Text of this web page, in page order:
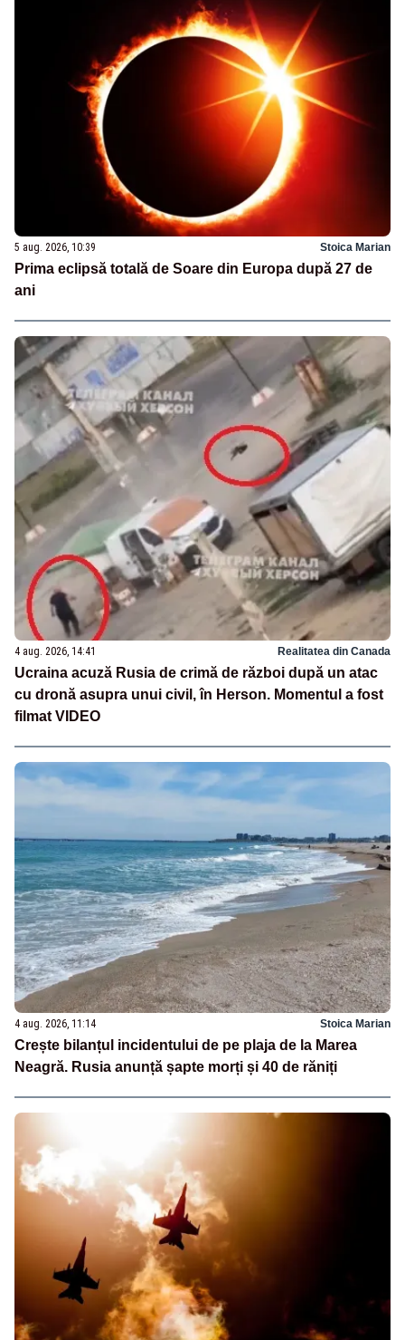
5 aug. 2026, 10:39 Stoica Marian
Prima eclipsă totală de Soare din Europa după 27 de
ani
4 aug. 2026, 14:41 Realitatea din Canada
Ucraina acuză Rusia de crimă de război după un atac
cu dronă asupra unui civil, în Herson. Momentul a fost
filmat VIDEO
4 aug. 2026, 11:14 Stoica Marian
Crește bilanțul incidentului de pe plaja de la Marea
Neagră. Rusia anunță șapte morți și 40 de răniți